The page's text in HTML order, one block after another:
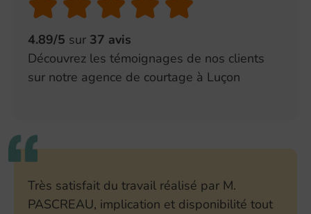
4.89/5 sur 37 avis
Découvrez les témoignages de nos clients
sur notre agence de courtage à Luçon
Très satisfait du travail réalisé par M.
PASCREAU, implication et disponibilité tout